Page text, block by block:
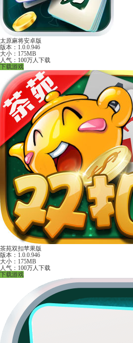
太原麻将安卓版
版本：1.0.0.946
大小：175MB
人气：100万人下载
下载游戏
茶苑双扣苹果版
版本：1.0.0.946
大小：175MB
人气：100万人下载
下载游戏